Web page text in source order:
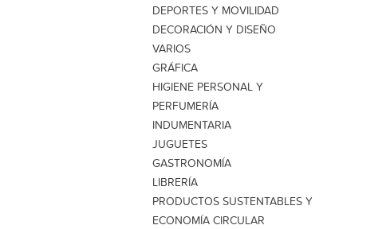
DEPORTES Y MOVILIDAD
DECORACIÓN Y DISEÑO
VARIOS
GRÁFICA
HIGIENE PERSONAL Y
PERFUMERÍA
INDUMENTARIA
JUGUETES
GASTRONOMÍA
LIBRERÍA
PRODUCTOS SUSTENTABLES Y
ECONOMÍA CIRCULAR